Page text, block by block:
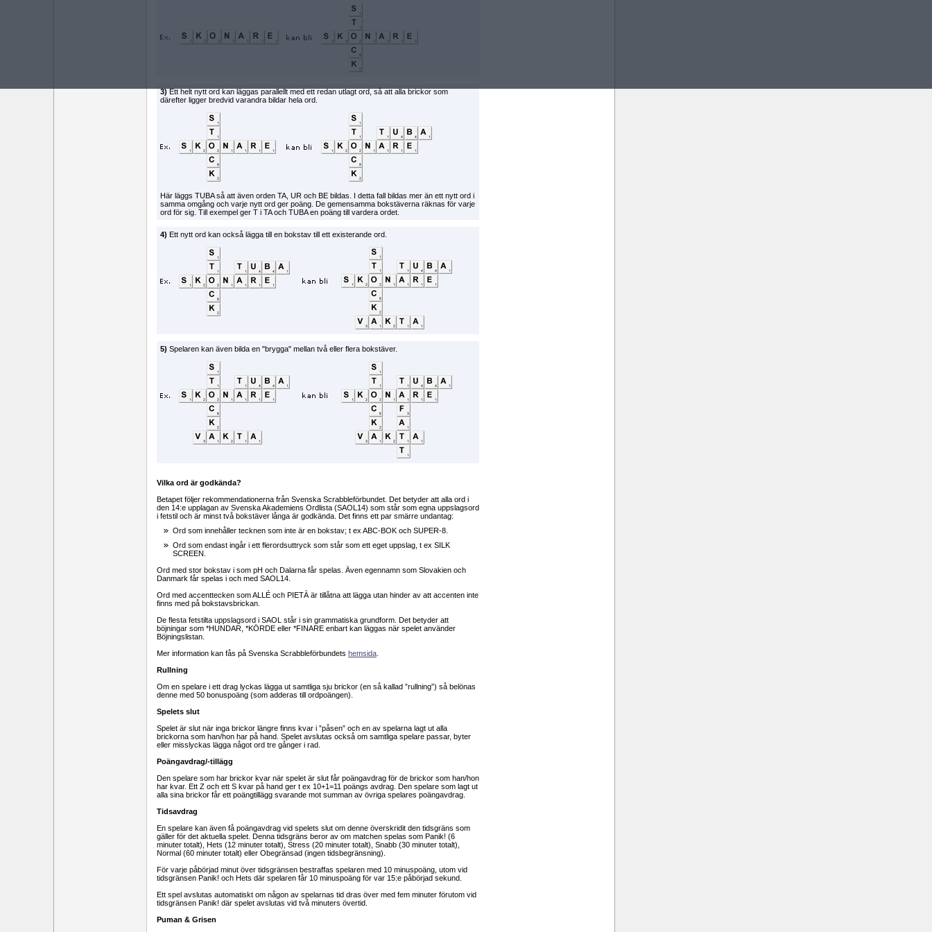
3)Ett helt nytt ord kan läggas parallellt med ett redan utlagt ord, så att alla brickor som
därefter ligger bredvid varandra bildar hela ord.
Här läggs TUBA så att även orden TA, UR och BE bildas. I detta fall bildas mer än ett nytt ord i
samma omgång och varje nytt ord ger poäng. De gemensamma bokstäverna räknas för varje
ord för sig. Till exempel ger T i TA och TUBA en poäng till vardera ordet.
4) Ett nytt ord kan också lägga till en bokstav till ett existerande ord.
5) Spelaren kan även bilda en "brygga" mellan två eller flera bokstäver.
Vilka ord är godkända?
Betapet följer rekommendationerna från Svenska Scrabbleförbundet. Det betyder att alla ord i
den 14:e upplagan av Svenska Akademiens Ordlista (SAOL14) som står som egna uppslagsord
i fetstil och är minst två bokstäver långa är godkända. Det finns ett par smärre undantag:
Ord som innehåller tecknen som inte är en bokstav; t ex ABC-BOK och SUPER-8.
Ord som endast ingår i ett flerordsuttryck som står som ett eget uppslag, t ex SILK
SCREEN.
Ord med stor bokstav i som pH och Dalarna får spelas. Även egennamn som Slovakien och
Danmark får spelas i och med SAOL14.
Ord med accenttecken som ALLÉ och PIETÀ är tillåtna att lägga utan hinder av att accenten inte
finns med på bokstavsbrickan.
De flesta fetstilta uppslagsord i SAOL står i sin grammatiska grundform. Det betyder att
böjningar som *HUNDAR, *KÖRDE eller *FINARE enbart kan läggas när spelet använder
Böjningslistan.
Mer information kan fås på Svenska Scrabbleförbundets hemsida
Rullning
Om en spelare i ett drag lyckas lägga ut samtliga sju brickor (en så kallad ”rullning”) så belönas
denne med 50 bonuspoäng (som adderas till ordpoängen).
Spelets slut
Spelet är slut när inga brickor längre finns kvar i ”påsen” och en av spelarna lagt ut alla
brickorna som han/hon har på hand. Spelet avslutas också om samtliga spelare passar, byter
eller misslyckas lägga något ord tre gånger i rad.
Poängavdrag/-tillägg
Den spelare som har brickor kvar när spelet är slut får poängavdrag för de brickor som han/hon
har kvar. Ett Z och ett S kvar på hand ger t ex 10+1=11 poängs avdrag. Den spelare som lagt ut
alla sina brickor får ett poängtillägg svarande mot summan av övriga spelares poängavdrag.
Tidsavdrag
En spelare kan även få poängavdrag vid spelets slut om denne överskridit den tidsgräns som
gäller för det aktuella spelet. Denna tidsgräns beror av om matchen spelas som Panik! (6
minuter totalt), Hets (12 minuter totalt), Stress (20 minuter totalt), Snabb (30 minuter totalt),
Normal (60 minuter totalt) eller Obegränsad (ingen tidsbegränsning).
För varje påbörjad minut över tidsgränsen bestraffas spelaren med 10 minuspoäng, utom vid
tidsgränsen Panik! och Hets där spelaren får 10 minuspoäng för var 15:e påbörjad sekund.
Ett spel avslutas automatiskt om någon av spelarnas tid dras över med fem minuter förutom vid
tidsgränsen Panik! där spelet avslutas vid två minuters övertid.
Puman & Grisen